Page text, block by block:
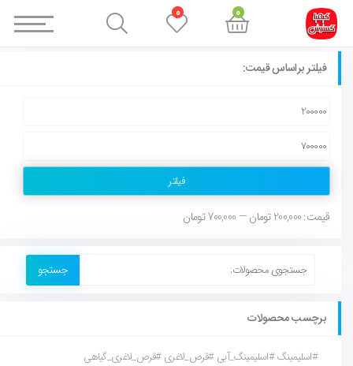
فیلتر براساس قیمت:
فیلتر
قیمت:200,000 تومان — 700,000 تومان
جستجو
برچسب محصولات
#اسلیمینگ #اسلیمینگ_آبی #قرص_لاغری #قرص_لاغری_گیاهی
0
0